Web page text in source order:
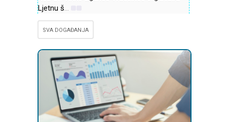
Ljetnu š...
SVA DOGAĐANJA